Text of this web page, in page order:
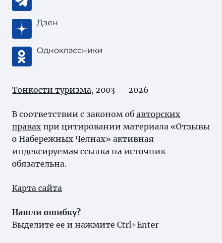
Дзен
Одноклассники
Тонкости туризма, 2003 — 2026
В соответствии с законом об авторских
правах при цитировании материала «Отзывы
о Набережных Челнах» активная
индексируемая ссылка на источник
обязательна.
Карта сайта
Нашли ошибку?
Выделите ее и нажмите Ctrl+Enter